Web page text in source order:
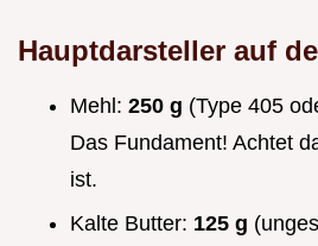
Hauptdarsteller auf
Mehl: 250 g (Type 405
Das Fundament! Achtet
ist.
Kalte Butter: 125 g